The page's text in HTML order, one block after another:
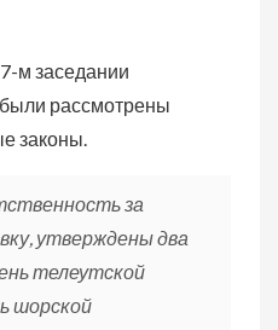
м заседании
рассмотрены
законы.
за
утверждены два
телеутской
шорской